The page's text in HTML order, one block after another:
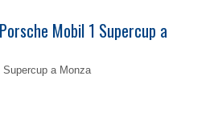
Mobil 1 Supercup a
a Monza